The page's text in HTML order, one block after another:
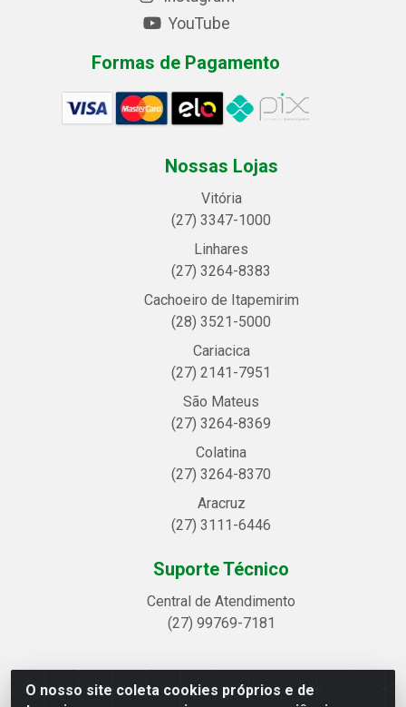
O nosso site coleta cookies próprios e de
YouTube
Formas de Pagamento
Nossas Lojas
Vitória
(27) 3347-1000
Linhares
(27) 3264-8383
Cachoeiro de Itapemirim
(28) 3521-5000
Cariacica
(27) 2141-7951
São Mateus
(27) 3264-8369
Colatina
(27) 3264-8370
Aracruz
(27) 3111-6446
Suporte Técnico
Central de Atendimento
(27) 99769-7181
Linhavix Distribuidora LTDA - Avenida Alegre, 2521 -